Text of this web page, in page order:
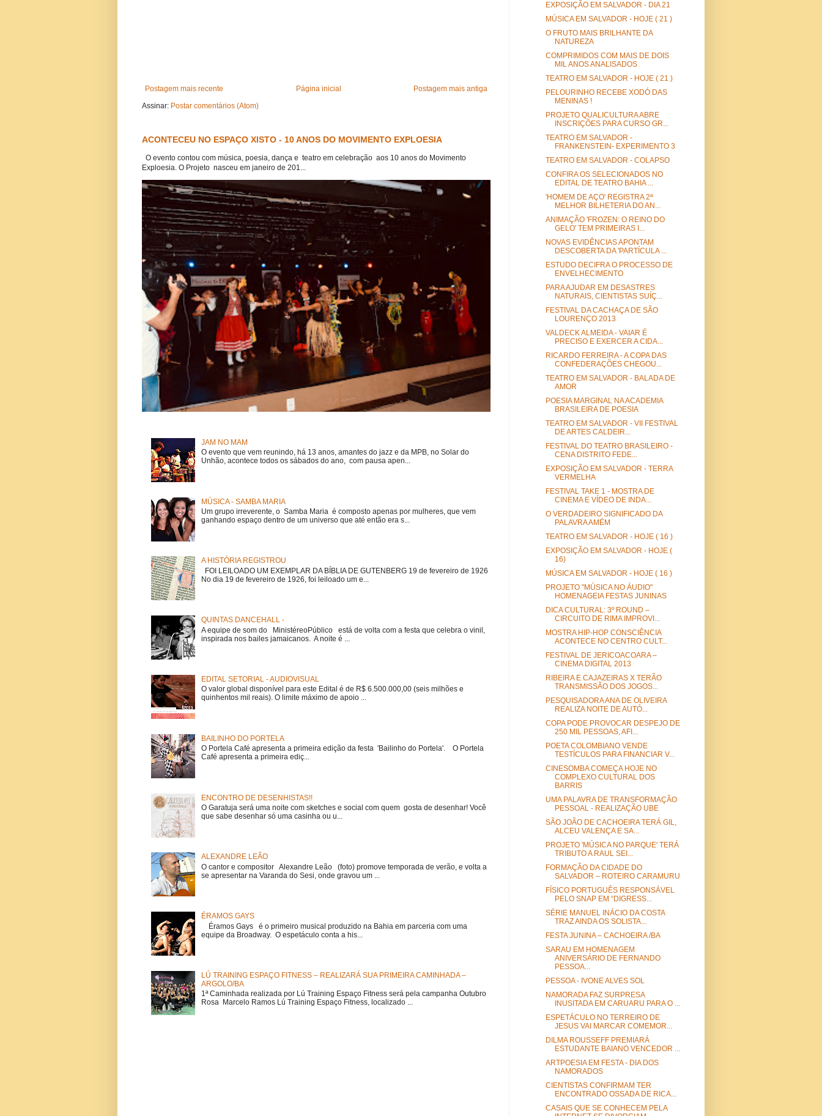
Postagem mais recente Postagem mais antiga
Página inicial
Assinar: Postar comentários (Atom)
ACONTECEU NO ESPAÇO XISTO - 10 ANOS DO MOVIMENTO EXPLOESIA
O evento contou com música, poesia, dança e teatro em celebração aos 10 anos do Movimento
Exploesia. O Projeto nasceu em janeiro de 201...
JAM NO MAM
O evento que vem reunindo, há 13 anos, amantes do jazz e da MPB, no Solar do
Unhão, acontece todos os sábados do ano, com pausa apen...
MÚSICA - SAMBA MARIA
Um grupo irreverente, o Samba Maria é composto apenas por mulheres, que vem
ganhando espaço dentro de um universo que até então era s...
A HISTÓRIA REGISTROU
FOI LEILOADO UM EXEMPLAR DA BÍBLIA DE GUTENBERG 19 de fevereiro de 1926
No dia 19 de fevereiro de 1926, foi leiloado um e...
QUINTAS DANCEHALL -
A equipe de som do MinistéreoPúblico está de volta com a festa que celebra o vinil,
inspirada nos bailes jamaicanos. A noite é ...
EDITAL SETORIAL - AUDIOVISUAL
O valor global disponível para este Edital é de R$ 6.500.000,00 (seis milhões e
quinhentos mil reais). O limite máximo de apoio ...
BAILINHO DO PORTELA
O Portela Café apresenta a primeira edição da festa 'Bailinho do Portela'. O Portela
Café apresenta a primeira ediç...
ENCONTRO DE DESENHISTAS!!
O Garatuja será uma noite com sketches e social com quem gosta de desenhar! Você
que sabe desenhar só uma casinha ou u...
ALEXANDRE LEÃO
O cantor e compositor Alexandre Leão (foto) promove temporada de verão, e volta a
se apresentar na Varanda do Sesi, onde gravou um ...
ÉRAMOS GAYS
Éramos Gays é o primeiro musical produzido na Bahia em parceria com uma
equipe da Broadway. O espetáculo conta a his...
LÚ TRAINING ESPAÇO FITNESS – REALIZARÁ SUA PRIMEIRA CAMINHADA –
ARGOLO/BA
1ª Caminhada realizada por Lú Training Espaço Fitness será pela campanha Outubro
Rosa Marcelo Ramos Lú Training Espaço Fitness, localizado ...
EXPOSIÇÃO EM SALVADOR - DIA 21
MÚSICA EM SALVADOR - HOJE ( 21 )
O FRUTO MAIS BRILHANTE DA
NATUREZA
COMPRIMIDOS COM MAIS DE DOIS
MIL ANOS ANALISADOS
TEATRO EM SALVADOR - HOJE ( 21 )
PELOURINHO RECEBE XODÓ DAS
MENINAS !
PROJETO QUALICULTURA ABRE
INSCRIÇÕES PARA CURSO GR...
TEATRO EM SALVADOR -
FRANKENSTEIN- EXPERIMENTO 3
TEATRO EM SALVADOR - COLAPSO
CONFIRA OS SELECIONADOS NO
EDITAL DE TEATRO BAHIA ...
'HOMEM DE AÇO' REGISTRA 2ª
MELHOR BILHETERIA DO AN...
ANIMAÇÃO 'FROZEN: O REINO DO
GELO' TEM PRIMEIRAS I...
NOVAS EVIDÊNCIAS APONTAM
DESCOBERTA DA 'PARTÍCULA ...
ESTUDO DECIFRA O PROCESSO DE
ENVELHECIMENTO
PARA AJUDAR EM DESASTRES
NATURAIS, CIENTISTAS SUÍÇ...
FESTIVAL DA CACHAÇA DE SÃO
LOURENÇO 2013
VALDECK ALMEIDA - VAIAR É
PRECISO E EXERCER A CIDA...
RICARDO FERREIRA - A COPA DAS
CONFEDERAÇÕES CHEGOU...
TEATRO EM SALVADOR - BALADA DE
AMOR
POESIA MARGINAL NA ACADEMIA
BRASILEIRA DE POESIA
TEATRO EM SALVADOR - VII FESTIVAL
DE ARTES CALDEIR...
FESTIVAL DO TEATRO BRASILEIRO -
CENA DISTRITO FEDE...
EXPOSIÇÃO EM SALVADOR - TERRA
VERMELHA
FESTIVAL TAKE 1 - MOSTRA DE
CINEMA E VÍDEO DE INDA...
O VERDADEIRO SIGNIFICADO DA
PALAVRA AMÉM
TEATRO EM SALVADOR - HOJE ( 16 )
EXPOSIÇÃO EM SALVADOR - HOJE (
16)
MÚSICA EM SALVADOR - HOJE ( 16 )
PROJETO "MÚSICA NO ÁUDIO"
HOMENAGEIA FESTAS JUNINAS
DICA CULTURAL: 3º ROUND –
CIRCUITO DE RIMA IMPROVI...
MOSTRA HIP-HOP CONSCIÊNCIA
ACONTECE NO CENTRO CULT...
FESTIVAL DE JERICOACOARA –
CINEMA DIGITAL 2013
RIBEIRA E CAJAZEIRAS X TERÃO
TRANSMISSÃO DOS JOGOS...
PESQUISADORA ANA DE OLIVEIRA
REALIZA NOITE DE AUTÓ...
COPA PODE PROVOCAR DESPEJO DE
250 MIL PESSOAS, AFI...
POETA COLOMBIANO VENDE
TESTÍCULOS PARA FINANCIAR V...
CINESOMBA COMEÇA HOJE NO
COMPLEXO CULTURAL DOS
BARRIS
UMA PALAVRA DE TRANSFORMAÇÃO
PESSOAL - REALIZAÇÃO UBE
SÃO JOÃO DE CACHOEIRA TERÁ GIL,
ALCEU VALENÇA E SA...
PROJETO 'MÚSICA NO PARQUE' TERÁ
TRIBUTO A RAUL SEI...
FORMAÇÃO DA CIDADE DO
SALVADOR – ROTEIRO CARAMURU
FÍSICO PORTUGUÊS RESPONSÁVEL
PELO SNAP EM “DIGRESS...
SÉRIE MANUEL INÁCIO DA COSTA
TRAZ AINDA OS SOLISTA...
FESTA JUNINA – CACHOEIRA /BA
SARAU EM HOMENAGEM
ANIVERSÁRIO DE FERNANDO
PESSOA...
PESSOA - IVONE ALVES SOL
NAMORADA FAZ SURPRESA
INUSITADA EM CARUARU PARA O ...
ESPETÁCULO NO TERREIRO DE
JESUS VAI MARCAR COMEMOR...
DILMA ROUSSEFF PREMIARÁ
ESTUDANTE BAIANO VENCEDOR ...
ARTPOESIA EM FESTA - DIA DOS
NAMORADOS
CIENTISTAS CONFIRMAM TER
ENCONTRADO OSSADA DE RICA...
CASAIS QUE SE CONHECEM PELA